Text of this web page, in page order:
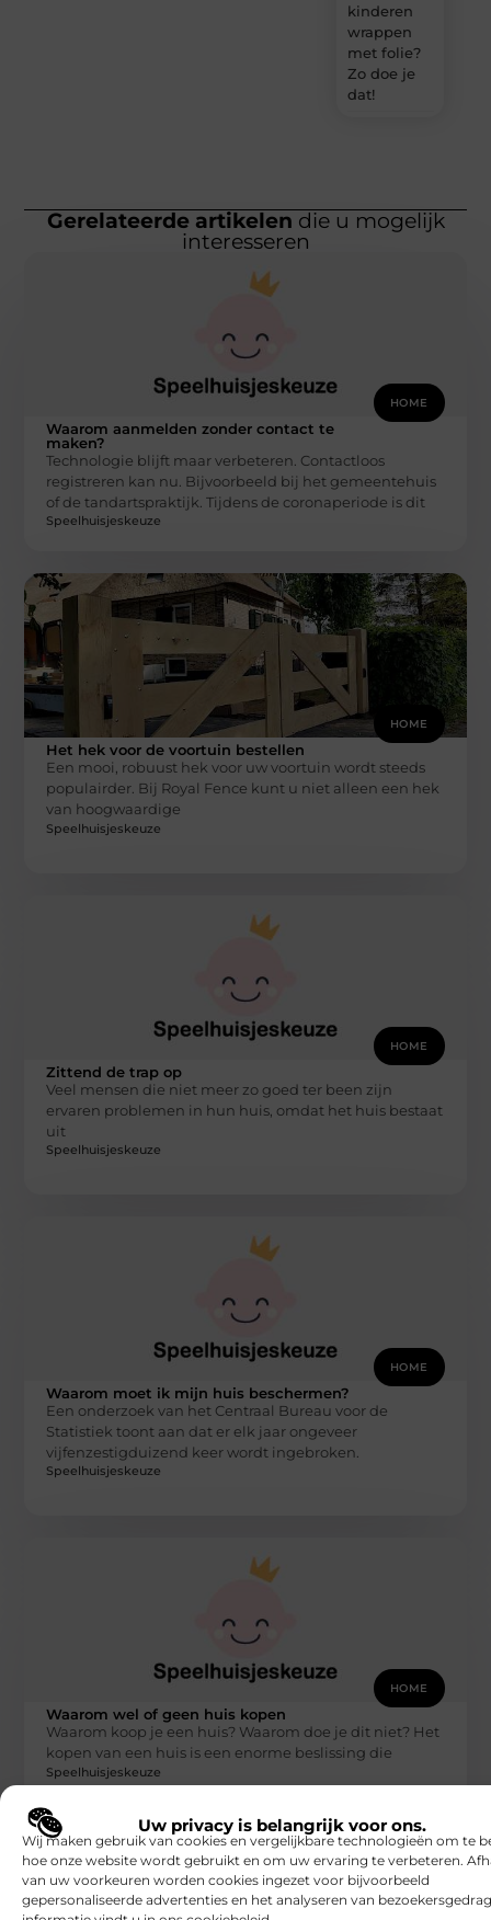
Uw privacy is belangrijk voor ons.
Wij maken gebruik van cookies en vergelijkbare technologieën om te
hoe onze website wordt gebruikt en om uw ervaring te verbeteren.
van uw voorkeuren worden cookies ingezet voor bijvoorbeeld
gepersonaliseerde advertenties en het analyseren van
kinderen
wrappen
met folie?
Zo doe je
dat!
Gerelateerde artikelen die u mogelijk
interesseren
HOME
Waarom aanmelden zonder contact te
maken?
Technologie blijft maar verbeteren. Contactloos
registreren kan nu. Bijvoorbeeld bij het gemeentehuis
of de tandartspraktijk. Tijdens de coronaperiode is dit
Speelhuisjeskeuze
HOME
Het hek voor de voortuin bestellen
Een mooi, robuust hek voor uw voortuin wordt steeds
populairder. Bij Royal Fence kunt u niet alleen een hek
van hoogwaardige
Speelhuisjeskeuze
HOME
Zittend de trap op
Veel mensen die niet meer zo goed ter been zijn
ervaren problemen in hun huis, omdat het huis bestaat
uit
Speelhuisjeskeuze
HOME
Waarom moet ik mijn huis beschermen?
Een onderzoek van het Centraal Bureau voor de
Statistiek toont aan dat er elk jaar ongeveer
vijfenzestigduizend keer wordt ingebroken.
Speelhuisjeskeuze
HOME
Waarom wel of geen huis kopen
Waarom koop je een huis? Waarom doe je dit niet? Het
kopen van een huis is een enorme beslissing die
Speelhuisjeskeuze